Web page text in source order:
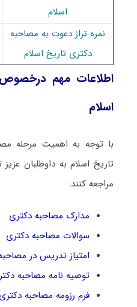
اسلام
نمره تراز دعوت به مصاحبه
دکتری تاریخ اسلام
اطلاعات مهم
اسلام
با توجه به اهمیت مرحله
تاریخ اسلام به داوطلبان
مراجعه کنند:
مدارک مصاحبه دکتری
سوالات مصاحبه دکتری
امتیاز تدریس در
توصیه نامه مصاحبه
فرم رزومه مصاحبه دکتری